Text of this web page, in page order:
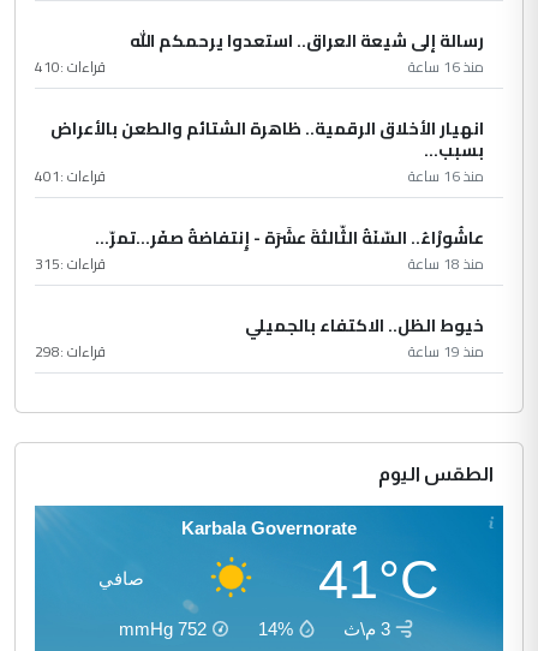
رسالة إلى شيعة العراق.. استعدوا يرحمكم الله
منذ 16 ساعة قراءات :410
انهيار الأخلاق الرقمية.. ظاهرة الشتائم والطعن بالأعراض
بسبب...
منذ 16 ساعة قراءات :401
عاشُورْاءُ.. السّنَةُ الثّالثةَ عشَرَة - إِنتفاضةُ صفَر…تمرّ...
منذ 18 ساعة قراءات :315
خيوط الظل.. الاكتفاء بالجميلي
منذ 19 ساعة قراءات :298
الطقس اليوم
Karbala Governorate
41°C صافي
3 م\ث 14%
752
mmHg